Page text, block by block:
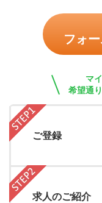
フォ
マ
希望通
ご登録
求人のご紹介